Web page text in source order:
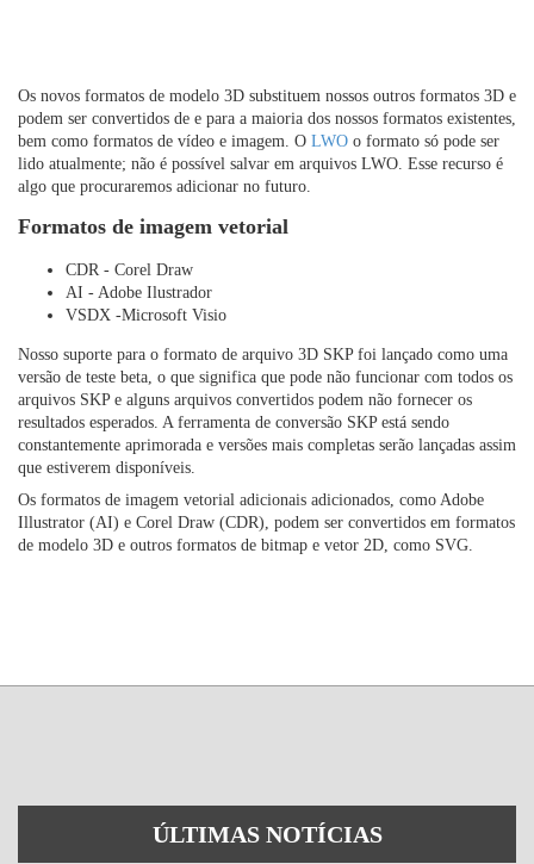
Os novos formatos de modelo 3D substituem nossos outros formatos 3D e
podem ser convertidos de e para a maioria dos nossos formatos existentes,
bem como formatos de vídeo e imagem. O LWO o formato só pode ser
lido atualmente; não é possível salvar em arquivos LWO. Esse recurso é
algo que procuraremos adicionar no futuro.
Formatos de imagem vetorial
CDR - Corel Draw
AI - Adobe Ilustrador
VSDX -Microsoft Visio
Nosso suporte para o formato de arquivo 3D SKP foi lançado como uma
versão de teste beta, o que significa que pode não funcionar com todos os
arquivos SKP e alguns arquivos convertidos podem não fornecer os
resultados esperados. A ferramenta de conversão SKP está sendo
constantemente aprimorada e versões mais completas serão lançadas assim
que estiverem disponíveis.
Os formatos de imagem vetorial adicionais adicionados, como Adobe
Illustrator (AI) e Corel Draw (CDR), podem ser convertidos em formatos
de modelo 3D e outros formatos de bitmap e vetor 2D, como SVG.
ÚLTIMAS NOTÍCIAS